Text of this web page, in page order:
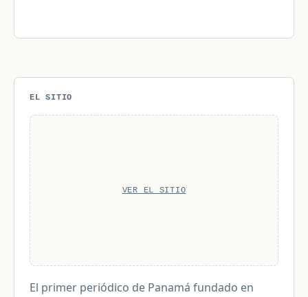
EL SITIO
VER EL SITIO
El primer periódico de Panamá fundado en